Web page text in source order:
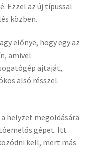
Ezzel az új típussal
közben.
előnye, hogy egy az
amivel
ajtaját,
alsó résszel.
helyzet megoldására
gépet. Itt
kell, mert más